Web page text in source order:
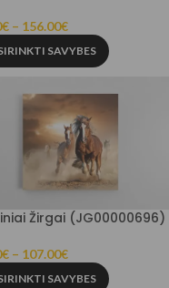
€ – 156.00€
SAVYBES
Žirgai (JG00000696)
€ – 107.00€
SAVYBES